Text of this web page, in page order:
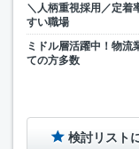
＼人柄重視採用／定
すい職場
ミドル層活躍中！物流
ての方多数
検討リスト